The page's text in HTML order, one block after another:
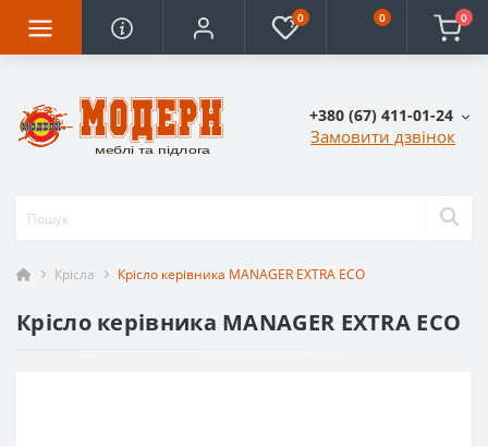
0 0 0
+380 (67) 411-01-24
Замовити дзвінок
Крісла Крісло керівника MANAGER EXTRA ECO
Крісло керівника MANAGER EXTRA ECO